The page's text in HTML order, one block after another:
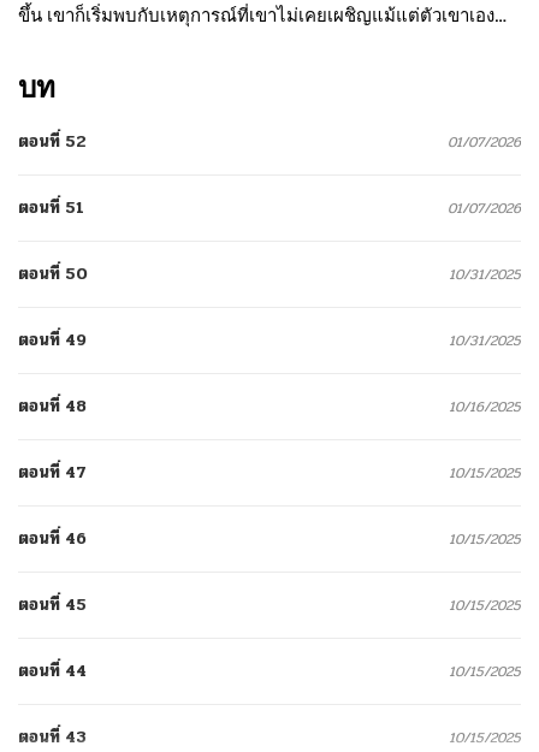
ขึ้น เขาก็เริ่มพบกับเหตุการณ์ที่เขาไม่เคยเผชิญแม้แต่ตัวเขาเอง…
บท
ตอนที่ 52 01/07/2026
ตอนที่ 51 01/07/2026
ตอนที่ 50 10/31/2025
ตอนที่ 49 10/31/2025
ตอนที่ 48 10/16/2025
ตอนที่ 47 10/15/2025
ตอนที่ 46 10/15/2025
ตอนที่ 45 10/15/2025
ตอนที่ 44 10/15/2025
ตอนที่ 43 10/15/2025